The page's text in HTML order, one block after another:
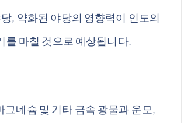
, 약화된 야당의 영향력이 인도의
를 마칠 것으로 예상됩니다.
네슘 및 기타 금속 광물과 운모,